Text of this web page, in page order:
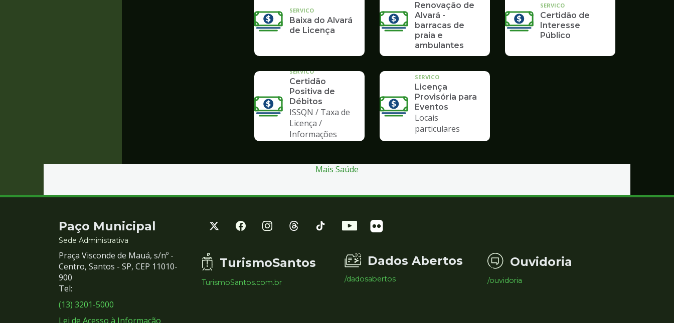
SERVICO
Baixa do Alvará
de Licença
Renovação de
Alvará -
barracas de
praia e
ambulantes
SERVICO
Certidão de
Interesse
Público
SERVICO
Certidão
Positiva de
Débitos
ISSQN / Taxa de
Licença /
Informações
SERVICO
Licença
Provisória para
Eventos
Locais
particulares
Mais Saúde
Contato
e
Redes
Sociais
Paço Municipal
Sede Administrativa
Praça Visconde de Mauá, s/nº -
Centro, Santos - SP, CEP 11010-
900
Tel:
(13) 3201-5000
Lei de Acesso à Informação
TurismoSantos
TurismoSantos.com.br
Dados Abertos
/dadosabertos
Ouvidoria
/ouvidoria